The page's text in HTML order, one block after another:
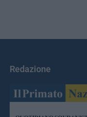
Redazione